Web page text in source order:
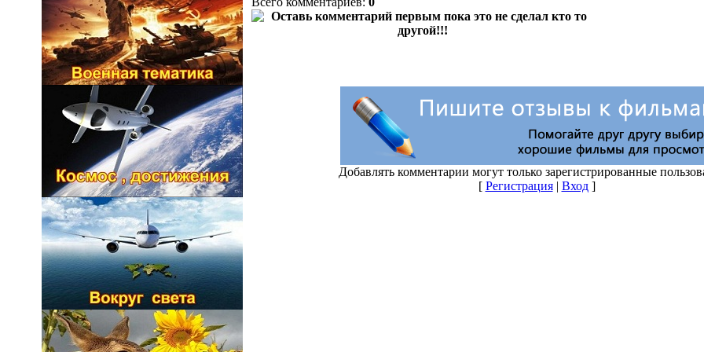
Добавлять комментарии могут только зарегистрированные
[ Регистрация| Вход]